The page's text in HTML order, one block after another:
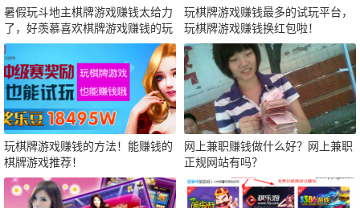
暑假玩斗地主棋牌游戏赚钱太给力
了，好羡慕喜欢棋牌游戏赚钱的玩
家啊！
玩棋牌游戏赚钱最多的试玩平台，
玩棋牌游戏赚钱换红包啦！
玩棋牌游戏赚钱的方法！能赚钱的
棋牌游戏推荐！
网上兼职赚钱做什么好？网上兼职
正规网站有吗？